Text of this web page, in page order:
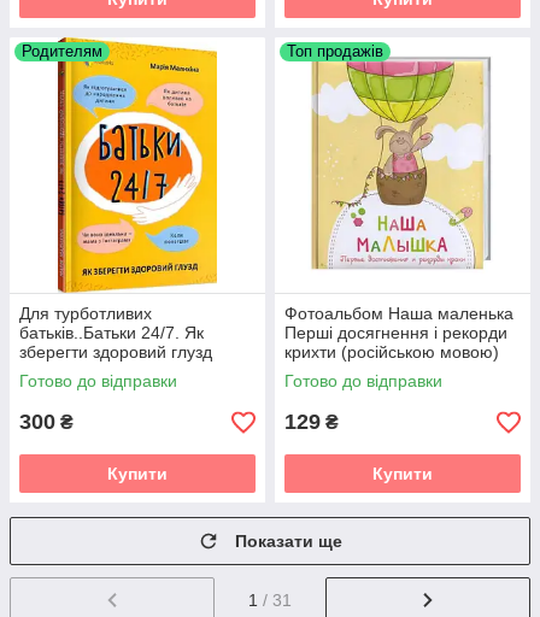
Родителям
Для турботливих
батьків..Батьки 24/7. Як
зберегти здоровий глузд
Готово до відправки
300 ₴
Купити
Топ продажів
Фотоальбом Наша маленька
Перші досягнення і рекорди
крихти (російською мовою)
Готово до відправки
129 ₴
Купити
Показати ще
1 / 31